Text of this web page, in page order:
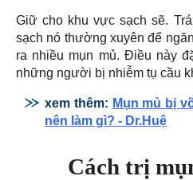
Giữ cho khu vực sạch sẽ.
sạch nó thường xuyên để
ra nhiều mụn mủ. Điều này
những người bị nhiễm tụ cầu
xem thêm: Mụn mủ bị
nên làm gì? - Dr.Huệ
Cách trị